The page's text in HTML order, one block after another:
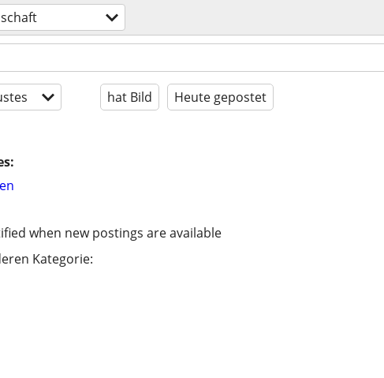
hat Bild Heute gepostet
when new postings are available
Kategorie: